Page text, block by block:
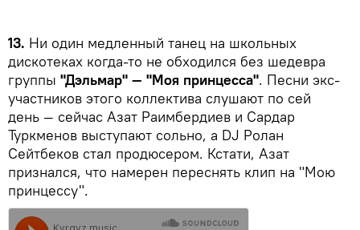
13. Ни один медленный танец на школьных
дискотеках когда-то не обходился без шедевра
группы "Дэльмар" — "Моя принцесса". Песни экс-
участников этого коллектива слушают по сей
день — сейчас Азат Раимбердиев и Сардар
Туркменов выступают сольно, а DJ Ролан
Сейтбеков стал продюсером. Кстати, Азат
признался, что намерен переснять клип на "Мою
принцессу".